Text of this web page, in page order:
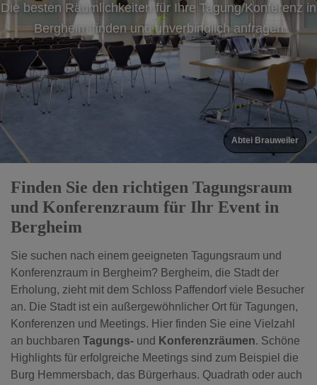
Die besten Räumlichkeiten für Ihre Tagung/Konferenz in
Bergheim finden und unverbindlich anfragen
Abtei Brauweiler
Finden Sie den richtigen Tagungsraum
und Konferenzraum für Ihr Event in
Bergheim
Sie suchen nach einem geeigneten Tagungsraum und
Konferenzraum in Bergheim? Bergheim, die Stadt der
Erholung, zieht mit dem Schloss Paffendorf viele Besucher
an. Die Stadt ist ein außergewöhnlicher Ort für Tagungen,
Konferenzen und Meetings. Hier finden Sie eine Vielzahl
an buchbaren Tagungs- und Konferenzräumen. Schöne
Highlights für erfolgreiche Meetings sind zum Beispiel die
Burg Hemmersbach, das Bürgerhaus. Quadrath oder auch